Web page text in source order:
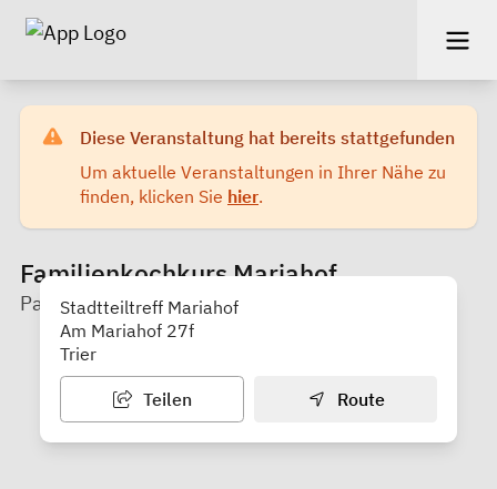
Diese Veranstaltung hat bereits stattgefunden
Um aktuelle Veranstaltungen in Ihrer Nähe zu
finden, klicken Sie hier.
Familienkochkurs Mariahof
Palais e.V.
Stadtteiltreff Mariahof
Am Mariahof 27f
Trier
Teilen Route